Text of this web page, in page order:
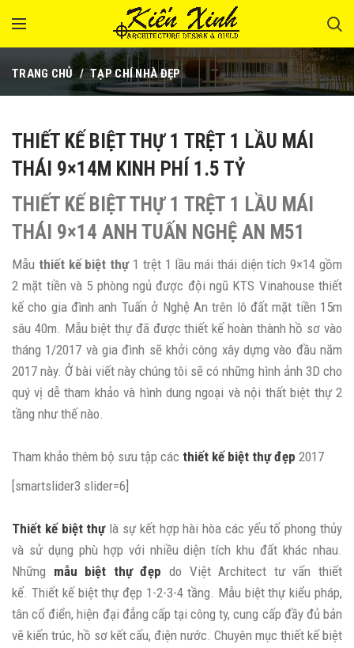
TRANG CHỦ TẠP CHÍ NHÀ ĐẸP
THIẾT KẾ BIỆT THỰ 1 TRỆT 1 LẦU MÁI
THÁI 9×14M KINH PHÍ 1.5 TỶ
THIẾT KẾ BIỆT THỰ 1 TRỆT 1 LẦU MÁI
THÁI 9×14 ANH TUẤN NGHỆ AN M51
Mẫu thiết kế biệt thự1 trệt 1 lầu mái thái diện tích 9×14 gồm
2 mặt tiền và 5 phòng ngủ được đội ngũ KTS Vinahouse thiết
kế cho gia đình anh Tuấn ở Nghệ An trên lô đất mặt tiền 15m
sâu 40m. Mẫu biệt thự đã được thiết kế hoàn thành hồ sơ vào
tháng 1/2017 và gia đình sẽ khởi công xây dựng vào đầu năm
2017 này. Ở bài viết này chúng tôi sẽ có những hình ảnh 3D cho
quý vị dễ tham khảo và hình dung ngoại và nội thất biệt thự 2
tầng như thế nào.
Tham khảo thêm bộ sưu tập các thiết kế biệt thự đẹp 2017
[smartslider3 slider=6]
Thiết kế biệt thự là sự kết hợp hài hòa các yếu tố phong thủy
và sử dụng phù hợp với nhiều diện tích khu đất khác nhau.
Những mẫu biệt thự đẹp do Việt Architect tư vấn thiết
kế. Thiết kế biệt thự đẹp 1-2-3-4 tầng. Mẫu biệt thự kiểu pháp,
tân cổ điển, hiện đại đẳng cấp tại công ty, cung cấp đầy đủ bản
vẽ kiến trúc, hồ sơ kết cấu, điện nước. Chuyên mục thiết kế biệt